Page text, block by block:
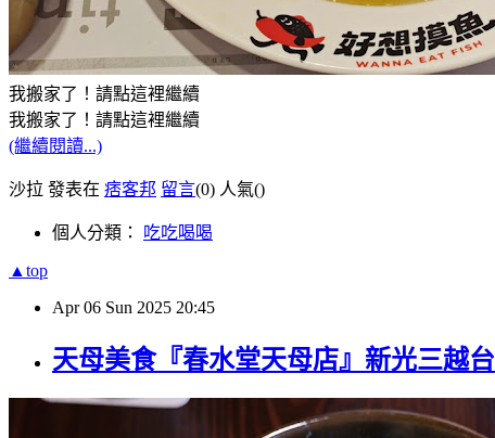
我搬家了！請點這裡繼續
我搬家了！請點這裡繼續
(繼續閱讀...)
沙拉 發表在 痞客邦 留言(0) 人氣()
個人分類： 吃吃喝喝
▲top
Apr 06 Sun 2025 20:45
天母美食『春水堂天母店』新光三越